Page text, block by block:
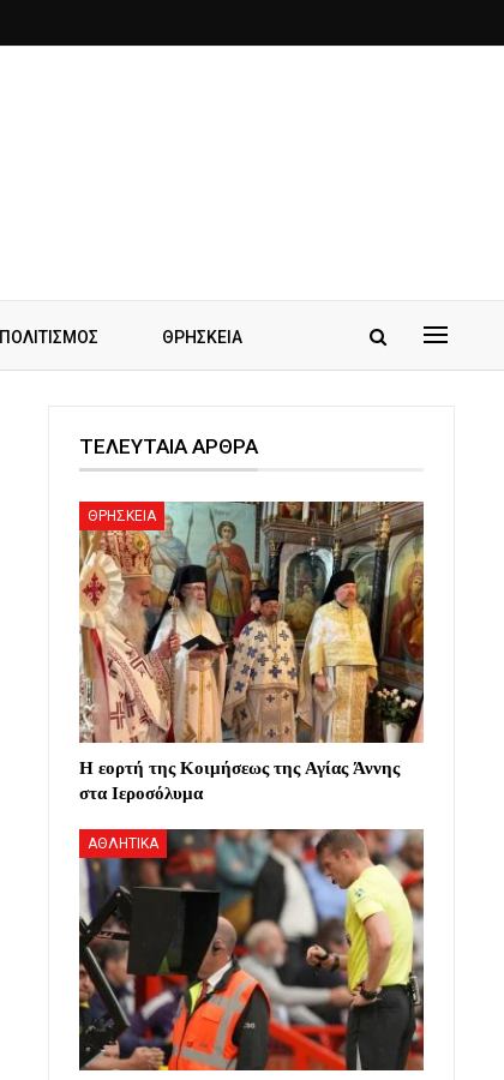
ΠΟΛΙΤΙΣΜΟΣ ΘΡΗΣΚΕΙΑ
ΤΕΛΕΥΤΑΙΑ ΑΡΘΡΑ
ΘΡΗΣΚΕΙΑ
Η εορτή της Κοιμήσεως της Αγίας Άννης
στα Ιεροσόλυμα
ΑΘΛΗΤΙΚΑ